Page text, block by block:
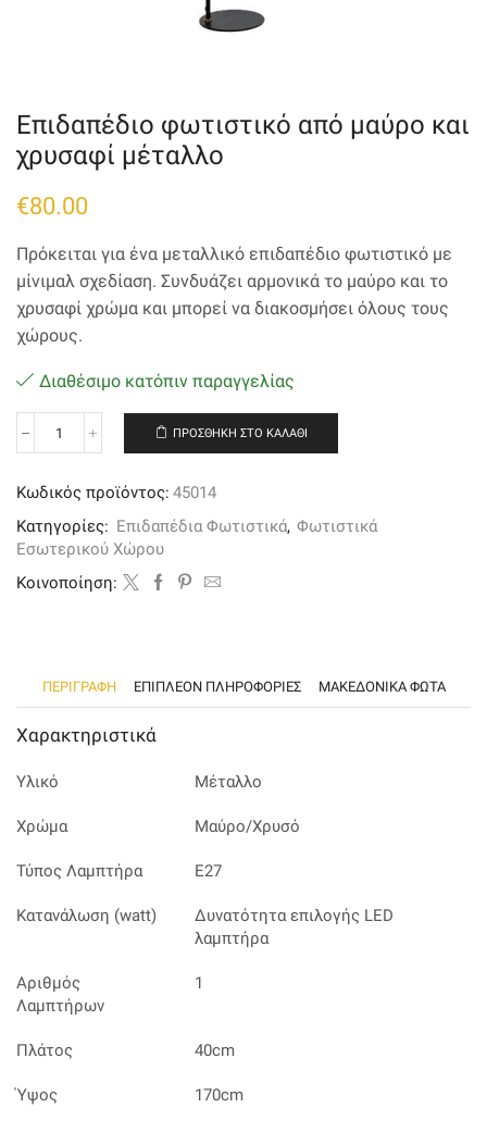
Επιδαπέδιο φωτιστικό από μαύρο και
χρυσαφί μέταλλο
€80.00
Πρόκειται για ένα μεταλλικό επιδαπέδιο φωτιστικό με
μίνιμαλ σχεδίαση. Συνδυάζει αρμονικά το μαύρο και το
χρυσαφί χρώμα και μπορεί να διακοσμήσει όλους τους
χώρους.
Διαθέσιμο κατόπιν παραγγελίας
Επιδαπέδιο
μαύρο
χρυσαφί
μέταλλο
ποσότητα
ΠΡΟΣΘΉΚΗ ΣΤΟ ΚΑΛΆΘΙ
Κωδικός προϊόντος: 45014
Κατηγορίες: Επιδαπέδια Φωτιστικά, Φωτιστικά
Εσωτερικού Χώρου
Kοινοποίηση:
ΠΕΡΙΓΡΑΦΉ ΕΠΙΠΛΈΟΝ ΠΛΗΡΟΦΟΡΊΕΣ ΜΑΚΕΔΟΝΙΚΑ ΦΩΤΑ
Χαρακτηριστικά
Υλικό Μέταλλο
Χρώμα Μαύρο/Χρυσό
Τύπος Λαμπτήρα Ε27
Κατανάλωση (watt)
Δυνατότητα επιλογής LED
λαμπτήρα
Αριθμός
Λαμπτήρων
1
Πλάτος 40cm
Ύψος 170cm